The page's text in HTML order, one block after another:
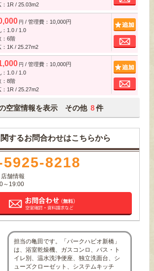
：1R / 25.03m2
円 / 管理費：10,000円
：1.0 / 1.0
：6階
：1K / 25.27m2
円 / 管理費：10,000円
：1.0 / 1.0
：8階
：1R / 25.27m2
空室情報を表示 その他 8 件
するお問合わせはこちらから
5925-8218
店舗情報
～19:00
担当の亀田です。「パークハビオ新橋」
は、浴室乾燥機、ガスコンロ、バス・ト
イレ別、温水洗浄便座、独立洗面台、シ
ューズクローゼット、システムキッチ